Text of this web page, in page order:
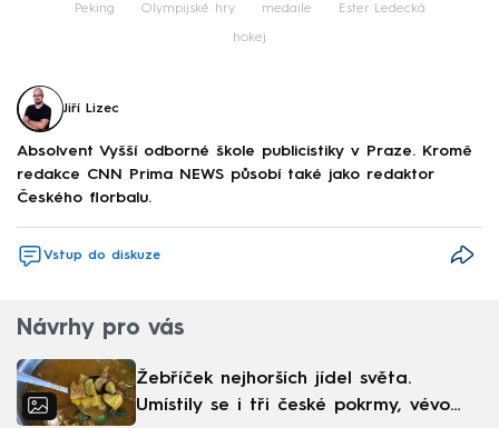
Peking Olympijské hry medaile Ester Ledecká
hokej
Jiří Lizec
Absolvent Vyšší odborné škole publicistiky v Praze. Kromě
redakce CNN Prima NEWS působí také jako redaktor
Českého florbalu.
Vstup do diskuze
Návrhy pro vás
Žebříček nejhorších jídel světa.
Umístily se i tři české pokrmy, vévodí